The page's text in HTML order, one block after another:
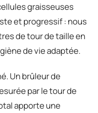
graisseuses
et progressif : nous
de tour de taille en
de vie adaptée.
Un brûleur de
par le tour de
apporte une